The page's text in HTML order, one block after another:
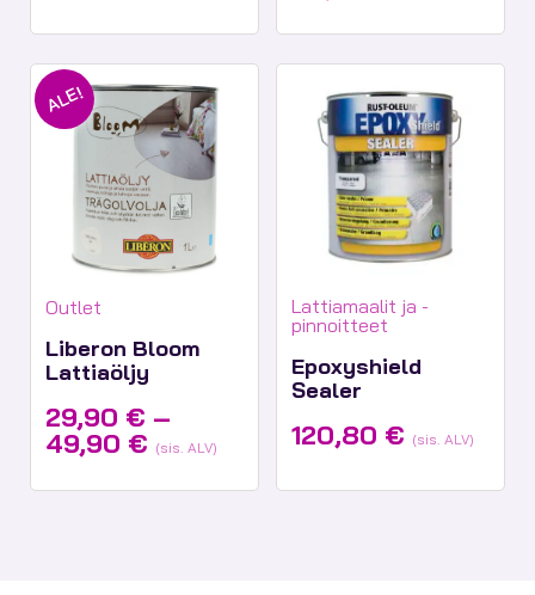
-
38,30 €
ALE!
Tuotekategoriat:
Outlet
Liberon Bloom
Lattiaöljy
29,90 € –
49,90 € Hintaluokka:
-
(sis. ALV)
Tuotekategoriat:
Lattiamaalit ja -
pinnoitteet
Epoxyshield
Sealer
120,80 € (sis. ALV)